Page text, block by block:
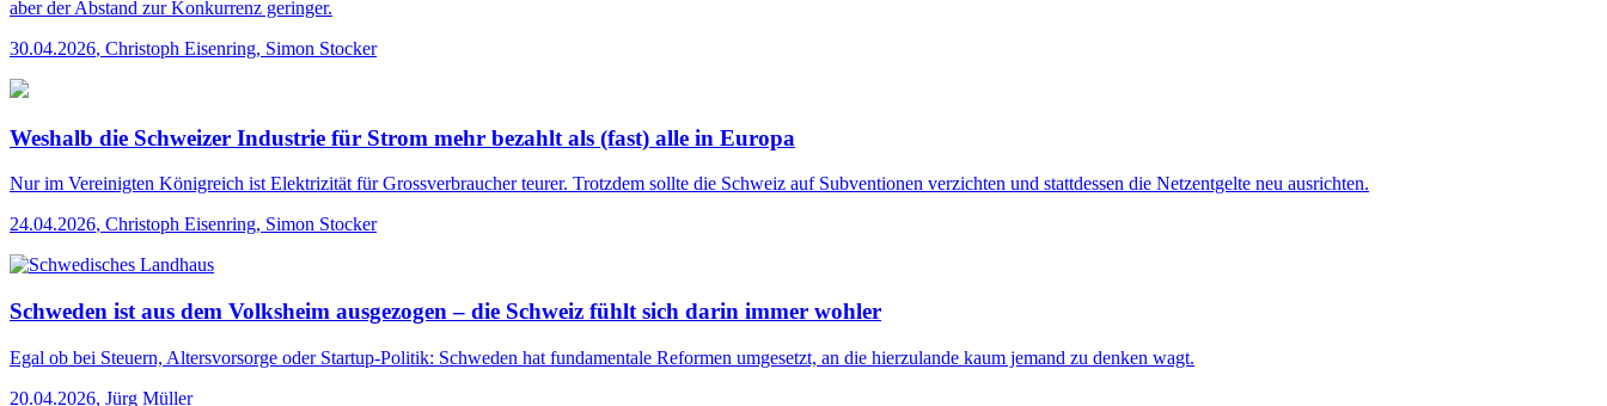
aber der Abstand zur Konkurrenz geringer.
30.04.2026, Christoph Eisenring, Simon Stocker
Weshalb die Schweizer Industrie für Strom mehr bezahlt als (fast) alle in Europa
Nur im Vereinigten Königreich ist Elektrizität für Grossverbraucher teurer. Trotzdem sollte die Schweiz auf Subventionen verzichten und stattdessen die Netzentgelte neu ausrichten.
24.04.2026, Christoph Eisenring, Simon Stocker
Schweden ist aus dem Volksheim ausgezogen – die Schweiz fühlt sich darin immer wohler
Egal ob bei Steuern, Altersvorsorge oder Startup-Politik: Schweden hat fundamentale Reformen umgesetzt, an die hierzulande kaum jemand zu denken wagt.
20.04.2026, Jürg Müller